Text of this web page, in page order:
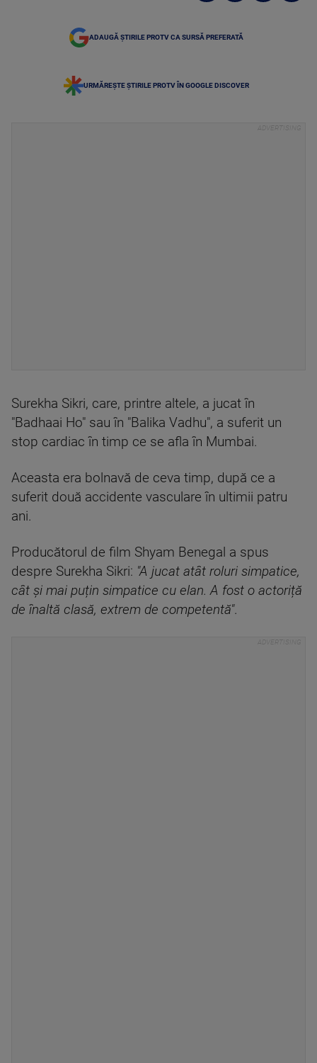
ADAUGĂ ȘTIRILE PROTV CA SURSĂ PREFERATĂ
URMĂREȘTE ȘTIRILE PROTV ÎN GOOGLE DISCOVER
Surekha Sikri, care, printre altele, a jucat în
"Badhaai Ho" sau în "Balika Vadhu", a suferit un
stop cardiac în timp ce se afla în Mumbai.
Aceasta era bolnavă de ceva timp, după ce a
suferit două accidente vasculare în ultimii patru
ani.
Producătorul de film Shyam Benegal a spus
despre Surekha Sikri: "A jucat atât roluri simpatice,
cât și mai puțin simpatice cu elan. A fost o actoriță
de înaltă clasă, extrem de competentă".